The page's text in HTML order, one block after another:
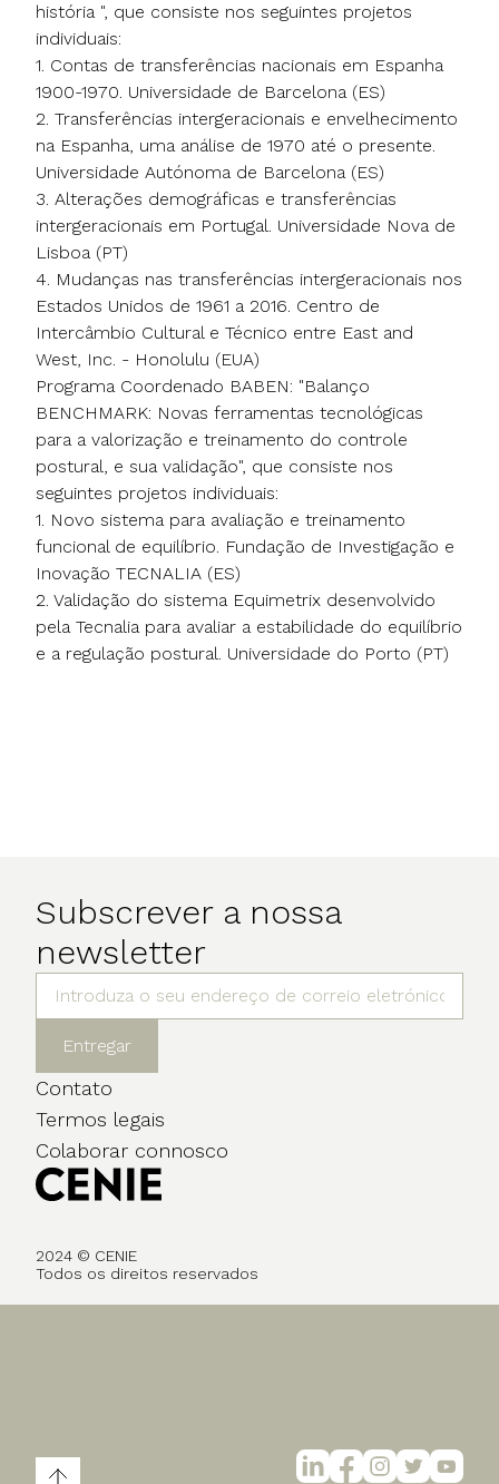
história ", que consiste nos seguintes projetos
individuais:
1. Contas de transferências nacionais em Espanha
1900-1970. Universidade de Barcelona (ES)
2. Transferências intergeracionais e envelhecimento
na Espanha, uma análise de 1970 até o presente.
Universidade Autónoma de Barcelona (ES)
3. Alterações demográficas e transferências
intergeracionais em Portugal. Universidade Nova de
Lisboa (PT)
4. Mudanças nas transferências intergeracionais nos
Estados Unidos de 1961 a 2016. Centro de
Intercâmbio Cultural e Técnico entre East and
West, Inc. - Honolulu (EUA)
Programa Coordenado BABEN: "Balanço
BENCHMARK: Novas ferramentas tecnológicas
para a valorização e treinamento do controle
postural, e sua validação", que consiste nos
seguintes projetos individuais:
1. Novo sistema para avaliação e treinamento
funcional de equilíbrio. Fundação de Investigação e
Inovação TECNALIA (ES)
2. Validação do sistema Equimetrix desenvolvido
pela Tecnalia para avaliar a estabilidade do equilíbrio
e a regulação postural. Universidade do Porto (PT)
Subscrever a nossa
newsletter
Entregar
Contato
Termos legais
Colaborar connosco
2024 © CENIE
Todos os direitos reservados